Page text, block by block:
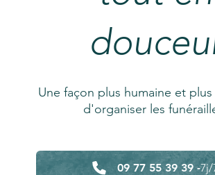
Une façon plus humaine et
d'organiser les
09 77 55 39 39 -7j/